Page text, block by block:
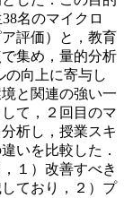
名のマイクロ
評価）と，教育
集め，量的分析
の向上に寄与し
と関連の強い一
て，２回目のマ
析し，授業スキ
いを比較した．
１）改善すべき
ており，２）プ